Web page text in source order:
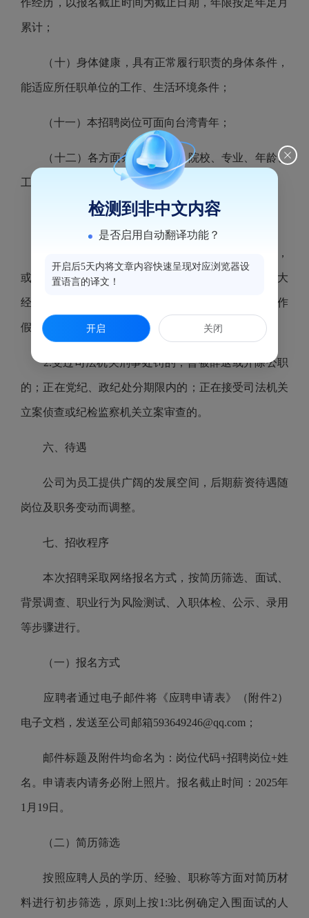
作经历，以报名截止时间 为截止日期，年限按足年足月
累计；
（十）身体健康，具有正常履行职责的身体条件，
能适应所任职单位的工作、生活环境条件；
（十一） 本招聘岗位可面向台湾青年 ；
（十二）各方面条件优秀者，院校、专业、年龄、
工作经历等条件可适当放宽。
五、有下列情况之一的，不得参加应聘
1.因个人原因，发生安全、质量等重大责任事故，
或出现严重亏损，造成国有或集体资产严重流失和重大
经济损失的；个人在企业经营管理活动中有重大弄虚作
假行为的；
2.受过司法机关刑事处罚的；曾被辞退或开除公职
的；正在党纪、政纪处分期限内的；正在接受司法机关
立案侦查或纪检监察机关立案审查的。
六、待遇
公司 为员工提供广阔的发展空间，后期薪资待遇随
岗位及职务变动而调整。
七、招收程序
本次招聘采取网络报名方式，按简历筛选、面试、
背景调查、职业行为风险测试、入职体检、公示、录用
等步骤进行。
（一）报名方式
应聘者通过电子邮件将《应聘申请表》 （ 附件2）
电子文档，发送至公司 邮箱593649246@qq.com；
邮件标题及附件均命名为：岗位代码+招聘岗位+姓
名。申请表内请务必附上照片。报名截止时间：2025年
1 月 19日。
（二）简历筛选
按照应聘人员的学历、经验、职称等方面对简历材
料进行初步筛选 ，原则上按1:3比例确定入围面试的人
检测到非中文内容
是否启用自动翻译功能？
开启后5天内将文章内容快速呈现对应浏览器设
置语言的译文！
开启 关闭